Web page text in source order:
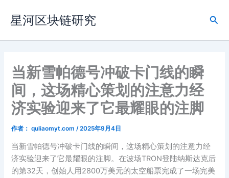
容
星河区块链研究
搜
当新雪帕德号冲破卡门线的瞬
间，这场精心策划的注意力经
济实验迎来了它最耀眼的注脚
作者： quliaomyt.com /2025年9月4日
当新雪帕德号冲破卡门线的瞬间，这场精心策划的注意力经
济实验迎来了它最耀眼的注脚。在波场TRON登陆纳斯达克后
的第32天，创始人用2800万美元的太空船票完成了一场完美